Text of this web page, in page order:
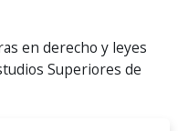
en derecho y leyes
Superiores de